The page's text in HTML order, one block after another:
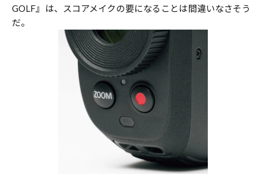
GOLF』は、スコアメイクの要になることは間違いなさそう
だ。